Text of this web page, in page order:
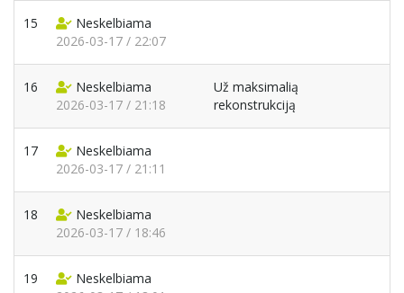
15
Neskelbiama
2026-03-17 / 22:07
16
Neskelbiama
2026-03-17 / 21:18
Už maksimalią
rekonstrukciją
17
Neskelbiama
2026-03-17 / 21:11
18
Neskelbiama
2026-03-17 / 18:46
19
Neskelbiama